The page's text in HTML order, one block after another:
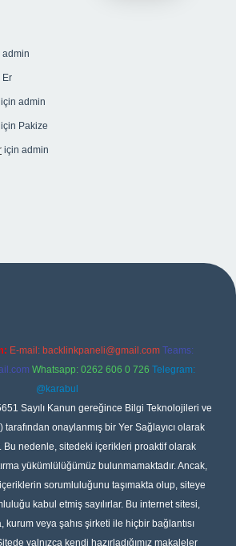
admin
Er
için admin
için Pakize
için admin
E-mail: backlinkpaneli@gmail.com Teams:
Whatsapp: 0262 606 0 726 Telegram:
@karabul
Sayılı Kanun gereğince Bilgi Teknolojileri ve
tarafından onaylanmış bir Yer Sağlayıcı olarak
Bu nedenle, sitedeki içerikleri proaktif olarak
yükümlülüğümüz bulunmamaktadır. Ancak,
sorumluluğunu taşımakta olup, siteye
kabul etmiş sayılırlar. Bu internet sitesi,
kurum veya şahıs şirketi ile hiçbir bağlantısı
yalnızca kendi hazırladığımız makaleler